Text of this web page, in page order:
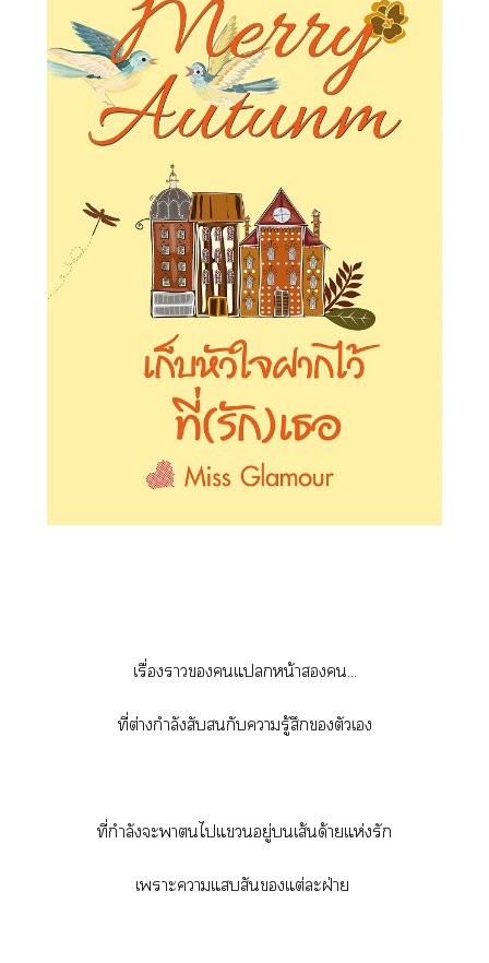
เรื่องาแหน้า...
ที่ต่างกำลังสับกับารู้สึกตัวเ
ที่กำลังะานไแอยู่เส้นด้ายแห่งรัก
เาะาแสันแต่ะฝ่าย